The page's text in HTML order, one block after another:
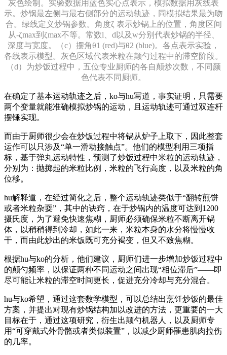
灰色绘制。实验数据用蓝色实心点表示，模拟数据用灰线表
示。炒锅最左侧与最右侧部分的运动轨迹，同模拟结果最为吻
合。绿线定义炒锅参数。角度ζ 表示炒锅上的位置，角度区间
从-ζmax到ζmax不等。常数l、d以及w分别代表炒锅的半径、
深度与宽度。（c）摆角θ1 (red)与θ2 (blue)。各点表示实验，
各线表示模型。灰色区域代表米粒在颠勺过程中的滞空阶段。
（d）为炒饭过程中，五位专业厨师的各自颠炒次数，不同颜
色代表不同厨师。
在确定了基本运动轨迹之后，ko与hu写道，事实证明，只需要
两个变量就能准确模拟炒锅的运动，且运动轨迹可通过双连杆
摆锤实现。
而由于厨师很少会在炒饭过程中将锅从炉子上取下，因此整套
运作可以只涉及“单一滑动接触点”。他们的模型利用三项指
标，基于弹丸运动特性，预测了炒饭过程中米粒的运动轨迹，
分别为：抛掷起的米粒比例，米粒的飞行高度，以及米粒的角
位移。
hu解释道，在经过简化之后，整个运动轨迹类似于“翻转煎饼
或者米粒杂耍”，其中的诀窍，在于炒锅内的温度可达到1200
摄氏度，为了避免快速焦糊，厨师必须确保米粒不断离开锅
体，以稍稍得到冷却，如此一来，米粒本身的水分将慢慢收
干，而由此炒出的米饭既可充分褐变，但又不致焦糊。
根据hu与ko的分析，他们建议，厨师们进一步增加炒饭过程中
的颠勺频率，以保证两种不同运动之间出现“相位滞后”——即
尽可能让米粒的滞空时间更长，促进充分冷却与充分混合。
hu与ko希望，通过这套数学模型，可以总结出烹饪炒饭的最佳
方案，并提出对现有炒锅结构加以改进的方法，更重要的一大
目标在于，通过这项研究，衍生出颠勺机器人，以及厨师专
用“可穿戴式外骨骼或者类似装置”，以减少厨师罹患肌肉拉伤
的几率。